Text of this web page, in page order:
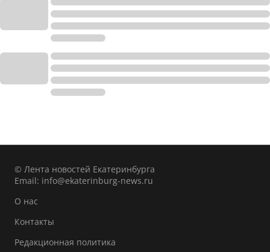
© Лента новостей Екатеринбурга
Email: info@ekaterinburg-news.ru
О нас
Контакты
Редакционная политика